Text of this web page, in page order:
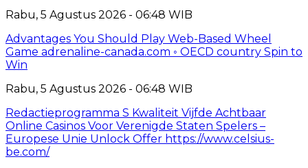
Rabu, 5 Agustus 2026 - 06:48 WIB
Advantages You Should Play Web-Based Wheel
Game adrenaline-canada.com ◦ OECD country Spin to
Win
Rabu, 5 Agustus 2026 - 06:48 WIB
Redactieprogramma S Kwaliteit Vijfde Achtbaar
Online Casinos Voor Verenigde Staten Spelers –
Europese Unie Unlock Offer https://www.celsius-
be.com/